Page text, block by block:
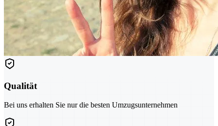
Qualität
Bei uns erhalten Sie nur die besten Umzugsunternehmen